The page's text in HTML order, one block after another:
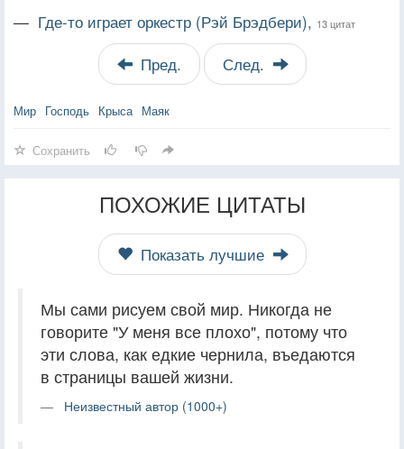
— Где-то играет оркестр (Рэй Брэдбери), 13 цитат
Пред. След.
Мир Господь Крыса Маяк
Сохранить
ПОХОЖИЕ ЦИТАТЫ
Показать лучшие
Мы сами рисуем свой мир. Никогда не
говорите "У меня все плохо", потому что
эти слова, как едкие чернила, въедаются
в страницы вашей жизни.
Неизвестный автор (1000+)